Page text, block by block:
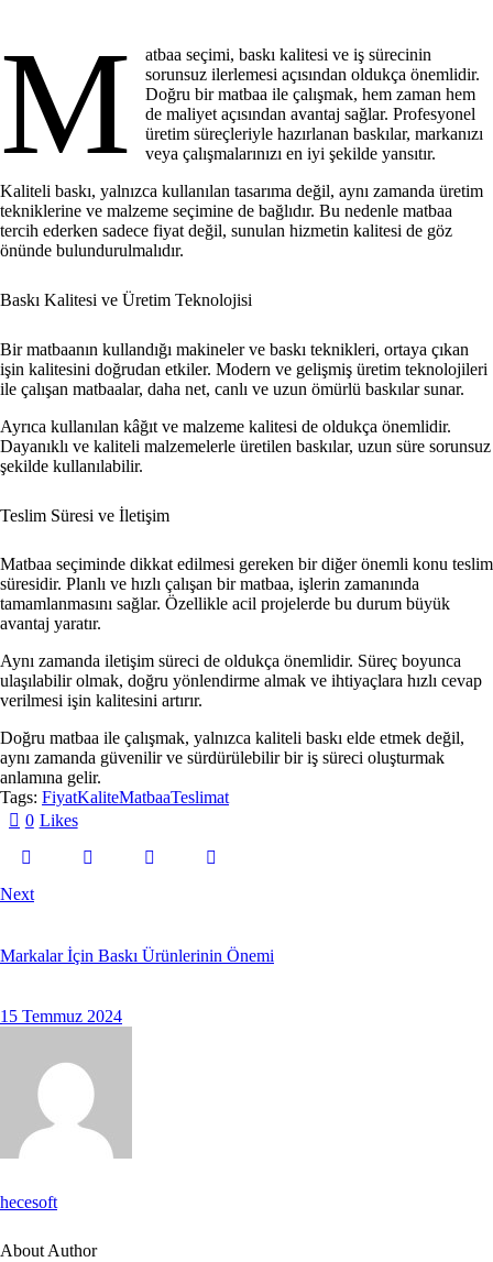
M
atbaa seçimi, baskı kalitesi ve iş sürecinin
sorunsuz ilerlemesi açısından oldukça önemlidir.
Doğru bir matbaa ile çalışmak, hem zaman hem
de maliyet açısından avantaj sağlar. Profesyonel
üretim süreçleriyle hazırlanan baskılar, markanızı
veya çalışmalarınızı en iyi şekilde yansıtır.
Kaliteli baskı, yalnızca kullanılan tasarıma değil, aynı zamanda üretim
tekniklerine ve malzeme seçimine de bağlıdır. Bu nedenle matbaa
tercih ederken sadece fiyat değil, sunulan hizmetin kalitesi de göz
önünde bulundurulmalıdır.
Baskı Kalitesi ve Üretim Teknolojisi
Bir matbaanın kullandığı makineler ve baskı teknikleri, ortaya çıkan
işin kalitesini doğrudan etkiler. Modern ve gelişmiş üretim teknolojileri
ile çalışan matbaalar, daha net, canlı ve uzun ömürlü baskılar sunar.
Ayrıca kullanılan kâğıt ve malzeme kalitesi de oldukça önemlidir.
Dayanıklı ve kaliteli malzemelerle üretilen baskılar, uzun süre sorunsuz
şekilde kullanılabilir.
Teslim Süresi ve İletişim
Matbaa seçiminde dikkat edilmesi gereken bir diğer önemli konu teslim
süresidir. Planlı ve hızlı çalışan bir matbaa, işlerin zamanında
tamamlanmasını sağlar. Özellikle acil projelerde bu durum büyük
avantaj yaratır.
Aynı zamanda iletişim süreci de oldukça önemlidir. Süreç boyunca
ulaşılabilir olmak, doğru yönlendirme almak ve ihtiyaçlara hızlı cevap
verilmesi işin kalitesini artırır.
Doğru matbaa ile çalışmak, yalnızca kaliteli baskı elde etmek değil,
aynı zamanda güvenilir ve sürdürülebilir bir iş süreci oluşturmak
anlamına gelir.
Tags: FiyatKaliteMatbaaTeslimat
0 Likes
Next
Markalar İçin Baskı Ürünlerinin Önemi
15 Temmuz 2024
hecesoft
About Author